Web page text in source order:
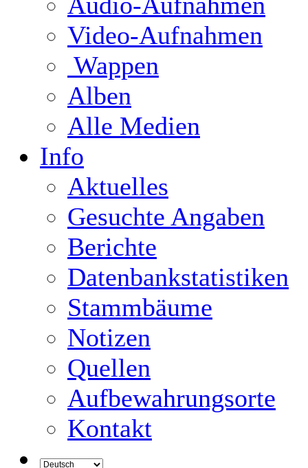
Video-Aufnahmen
Wappen
Alben
Alle Medien
Info
Aktuelles
Gesuchte Angaben
Berichte
Datenbankstatistiken
Stammbäume
Notizen
Quellen
Aufbewahrungsorte
Kontakt